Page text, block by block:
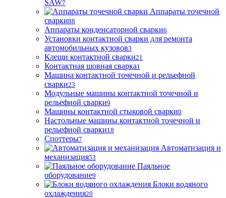
SAW7
Аппараты точечной
сварки88
Аппараты конденсаторной сварки6
Установки контактной сварки для ремонта
автомобильных кузовов3
Клещи контактной сварки21
Контактная шовная сварка1
Машина контактной точечной и рельефной
сварки23
Модульные машины контактной точечной и
рельефной сварки9
Машины контактной стыковой сварки0
Настольные машины контактной точечной и
рельефной сварки18
Споттеры7
Автоматизация и
механизация53
Паяльное
оборудование9
Блоки водяного
охлаждения20